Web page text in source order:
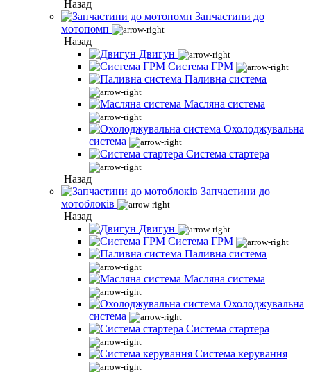
Назад
Запчастини до
мотопомп
Назад
Двигун
Система ГРМ
Паливна система
Масляна система
Охолоджувальна
система
Система стартера
Назад
Запчастини до
мотоблоків
Назад
Двигун
Система ГРМ
Паливна система
Масляна система
Охолоджувальна
система
Система стартера
Система керування